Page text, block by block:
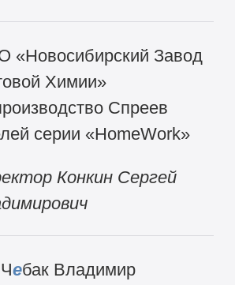
«Новосибирский Завод
Химии»
Спреев
серии «HomeWork»
Конкин Сергей
ебак Владимир